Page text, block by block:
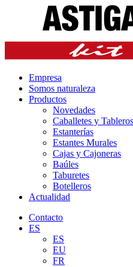
Empresa
Somos naturaleza
Productos
Novedades
Caballetes y Tableros
Estanterías
Estantes Murales
Cajas y Cajoneras
Baúles
Taburetes
Botelleros
Actualidad
Contacto
ES
ES
EU
FR